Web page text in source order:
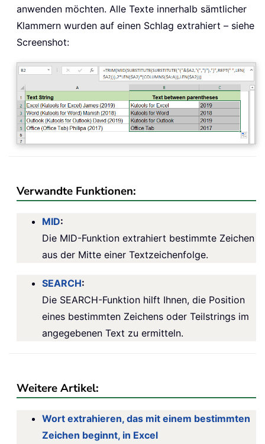
anwenden möchten. Alle Texte innerhalb sämtlicher
Klammern wurden auf einen Schlag extrahiert – siehe
Screenshot:
Verwandte Funktionen:
MID:
Die MID-Funktion extrahiert bestimmte Zeichen
aus der Mitte einer Textzeichenfolge.
SEARCH:
Die SEARCH-Funktion hilft Ihnen, die Position
eines bestimmten Zeichens oder Teilstrings im
angegebenen Text zu ermitteln.
Weitere Artikel:
Wort extrahieren, das mit einem bestimmten
Zeichen beginnt, in Excel